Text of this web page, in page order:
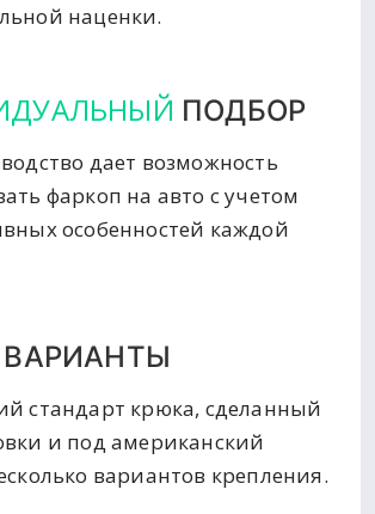
наценки.
ПОДБОР
дает возможность
фаркоп на авто с учетом
особенностей каждой
ВАРИАНТЫ
стандарт крюка, сделанный
и под американский
вариантов крепления.